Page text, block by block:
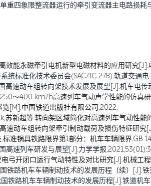
重四象限整流器运行的牵引变流器主电路损
效能永磁牵引电机新型电磁材料的应用研究
统标准化技术委员会(SAC/TC 278).轨道交
高速动车组转向架技术发展及展望[J].机车电
～400 km/h高速列车气动声学性能的仿真
[M].中国铁道出版社有限公司,2022.
苏新超等.转向架区域简化对高速列车气动性
速动车组转向架牵引制动载荷及损伤特征研究
准锅具铁路限界第1部分：机车车辆限界.GB
高速列车研发与展望[J].力学学报
弓开闭口运行气动特性及对比研究[J].机械工
铁路机车车辆制动技术的发展历程（续）[J].
铁路机车车辆制动技术的发展历程[J].铁道机